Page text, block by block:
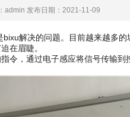
admin 发布日期：2021-11-09
解决的问题。目前越来越多
在眉睫。
，通过电子感应将信号传输到